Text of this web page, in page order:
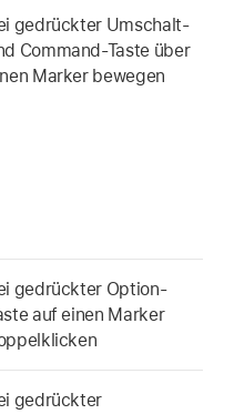
gedrückter Umschalt-
Command-Taste über
Marker bewegen
gedrückter Option-
auf einen Marker
gedrückter